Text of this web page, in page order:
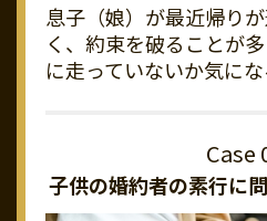
息子（娘）が最近帰り
く、約束を破ることが
に走っていないか気にな
子供の婚約者の素行に